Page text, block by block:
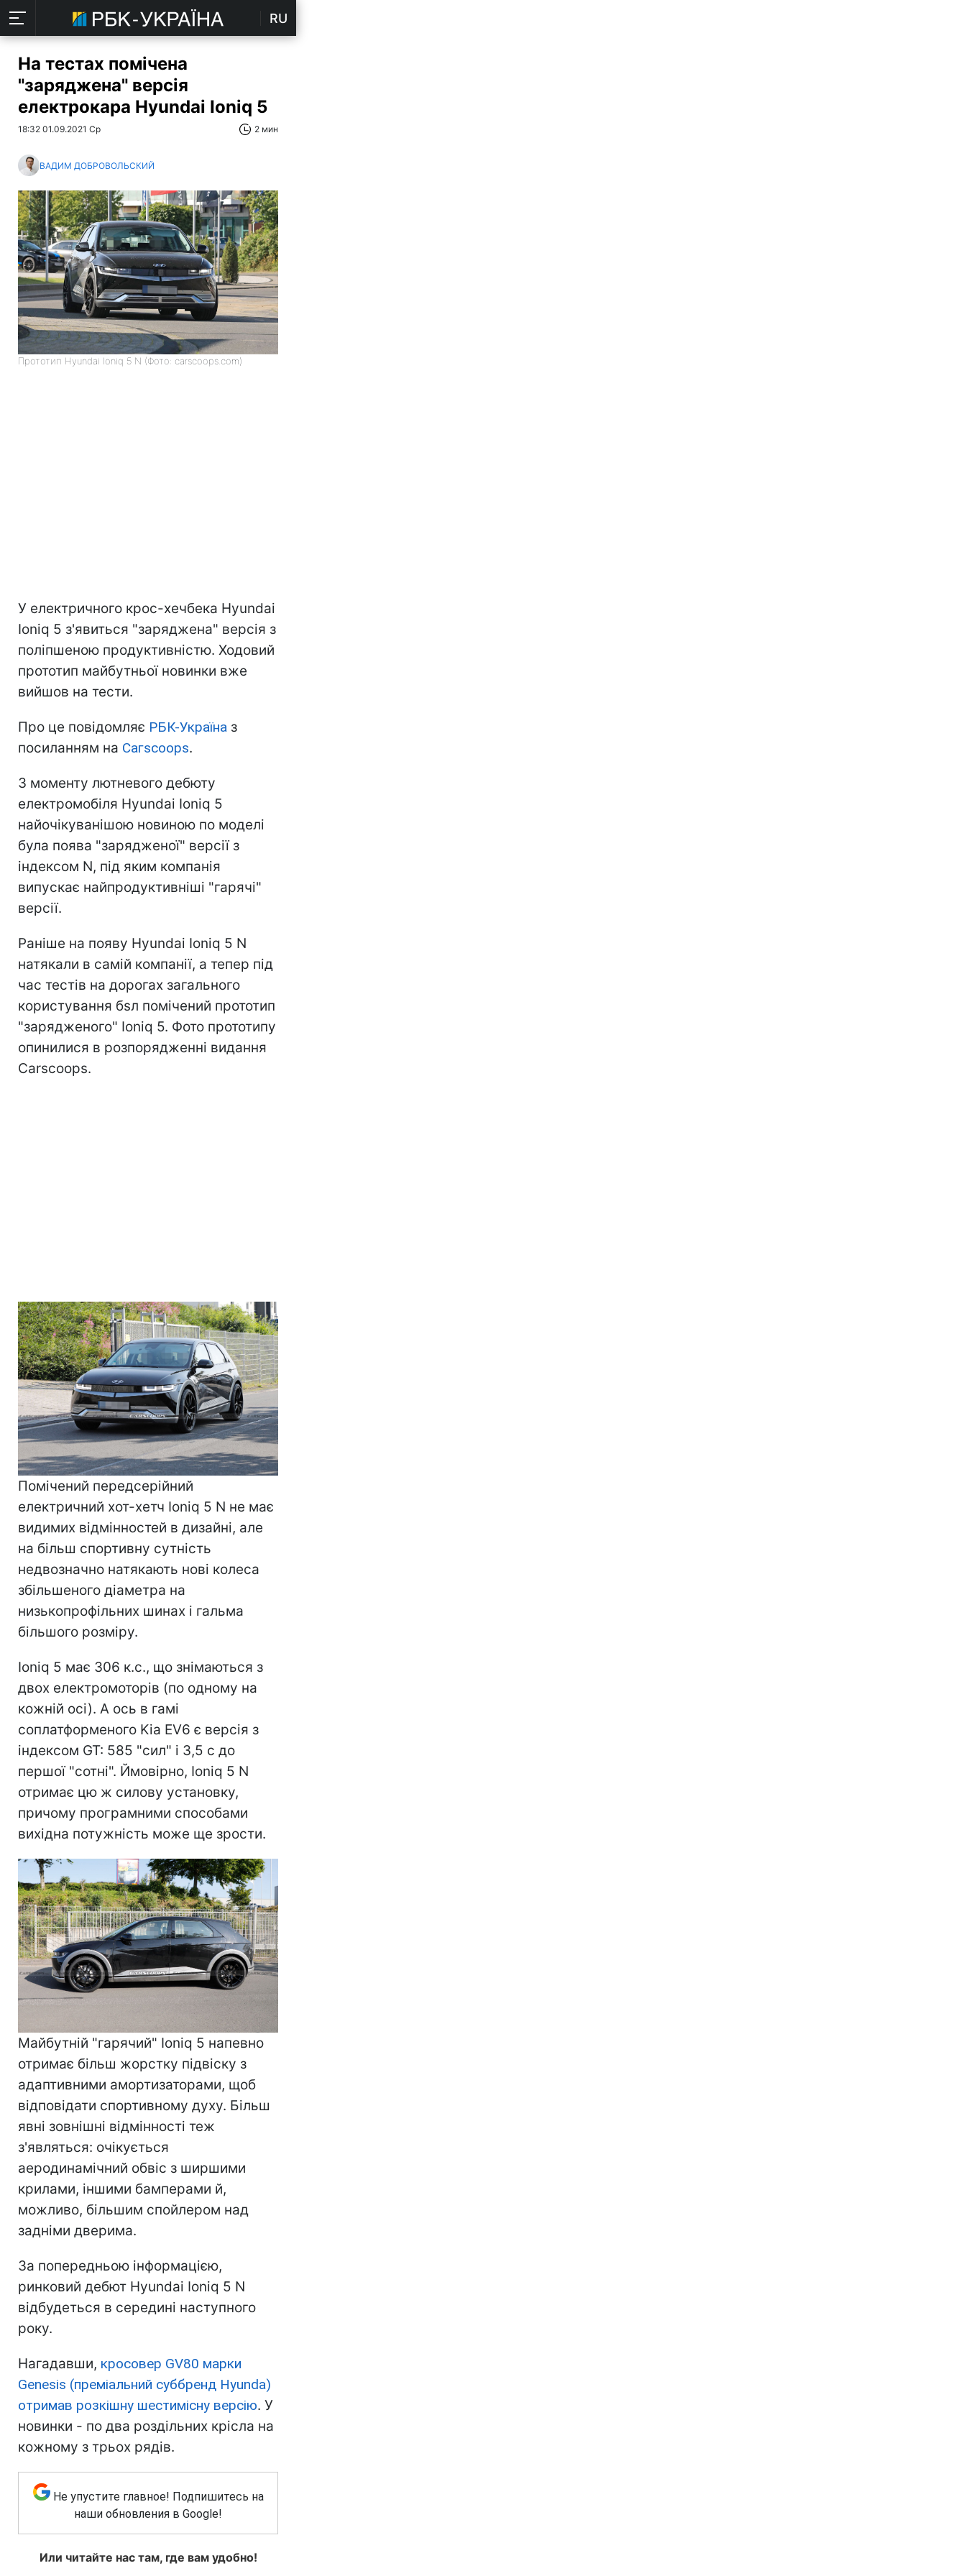
RU
На тестах помічена
"заряджена" версія
електрокара Hyundai Ioniq 5
18:32 01.09.2021 Ср 2 мин
ВАДИМ ДОБРОВОЛЬСКИЙ
Прототип Hyundai Ioniq 5 N (Фото: carscoops.com)
У електричного крос-хечбека Hyundai
Ioniq 5 з'явиться "заряджена" версія з
поліпшеною продуктивністю. Ходовий
прототип майбутньої новинки вже
вийшов на тести.
Про це повідомляє РБК-Україна з
посиланням на Сагѕсоорѕ.
З моменту лютневого дебюту
електромобіля Hyundai Ioniq 5
найочікуванішою новиною по моделі
була поява "зарядженої" версії з
індексом N, під яким компанія
випускає найпродуктивніші "гарячі"
версії.
Раніше на появу Hyundai Ioniq 5 N
натякали в самій компанії, а тепер під
час тестів на дорогах загального
користування бѕл помічений прототип
"зарядженого" Ioniq 5. Фото прототипу
опинилися в розпорядженні видання
Carscoops.
Помічений передсерійний
електричний хот-хетч Ioniq 5 N не має
видимих відмінностей в дизайні, але
на більш спортивну сутність
недвозначно натякають нові колеса
збільшеного діаметра на
низькопрофільних шинах і гальма
більшого розміру.
Ioniq 5 має 306 к.с., що знімаються з
двох електромоторів (по одному на
кожній осі). А ось в гамі
соплатформеного Kia EV6 є версія з
індексом GT: 585 "сил" і 3,5 с до
першої "сотні". Ймовірно, Ioniq 5 N
отримає цю ж силову установку,
причому програмними способами
вихідна потужність може ще зрости.
Майбутній "гарячий" Ioniq 5 напевно
отримає більш жорстку підвіску з
адаптивними амортизаторами, щоб
відповідати спортивному духу. Більш
явні зовнішні відмінності теж
з'являться: очікується
аеродинамічний обвіс з ширшими
крилами, іншими бамперами й,
можливо, більшим спойлером над
задніми дверима.
За попередньою інформацією,
ринковий дебют Hyundai Ioniq 5 N
відбудеться в середині наступного
року.
Нагадавши, кросовер GV80 марки
Genesis (преміальний суббренд Hyunda)
отримав розкішну шестимісну версію. У
новинки - по два роздільних крісла на
кожному з трьох рядів.
Не упустите главное! Подпишитесь на
наши обновления в Google!
Или читайте нас там, где вам удобно!